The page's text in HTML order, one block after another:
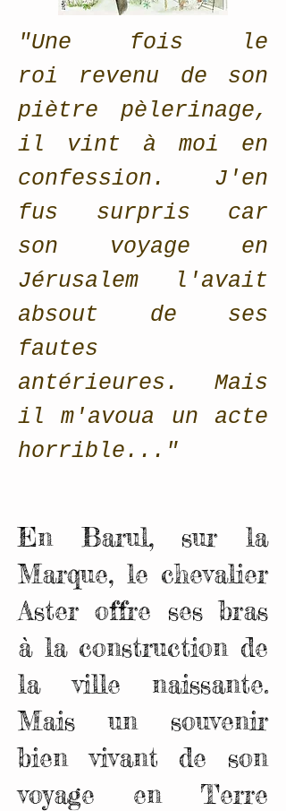
"Une fois le
roi revenu de son
piètre pèlerinage,
il vint à moi en
confession. J'en
fus surpris car
son voyage en
Jérusalem l'avait
absout de ses
fautes
antérieures. Mais
il m'avoua un acte
horrible..."
En Barul, sur la
Marque, le chevalier
Aster offre ses bras
à la construction de
la ville naissante.
Mais un souvenir
bien vivant de son
voyage en Terre